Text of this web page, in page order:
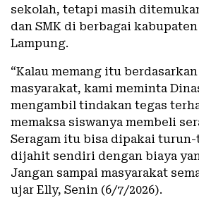
sekolah, tetapi masih
dan SMK di berbagai
Lampung.
“Kalau memang itu
masyarakat, kami meminta
mengambil tindakan tegas
memaksa siswanya membeli
Seragam itu bisa dipakai
dijahit sendiri dengan biaya
Jangan sampai masyarakat
ujar Elly, Senin (6/7/2026).